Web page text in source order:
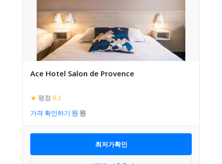
Ace Hotel Salon de Provence
★ 평점 8.3
가격 확인하기
최저가확인